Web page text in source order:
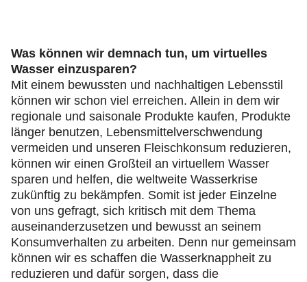
Was können wir demnach tun, um virtuelles
Wasser einzusparen?
Mit einem bewussten und nachhaltigen Lebensstil
können wir schon viel erreichen. Allein in dem wir
regionale und saisonale Produkte kaufen, Produkte
länger benutzen, Lebensmittelverschwendung
vermeiden und unseren Fleischkonsum reduzieren,
können wir einen Großteil an virtuellem Wasser
sparen und helfen, die weltweite Wasserkrise
zukünftig zu bekämpfen. Somit ist jeder Einzelne
von uns gefragt, sich kritisch mit dem Thema
auseinanderzusetzen und bewusst an seinem
Konsumverhalten zu arbeiten. Denn nur gemeinsam
können wir es schaffen die Wasserknappheit zu
reduzieren und dafür sorgen, dass die